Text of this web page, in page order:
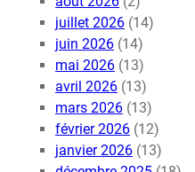
juillet 2026 (14)
juin 2026 (14)
mai 2026 (13)
avril 2026 (13)
mars 2026 (13)
février 2026 (12)
janvier 2026 (13)